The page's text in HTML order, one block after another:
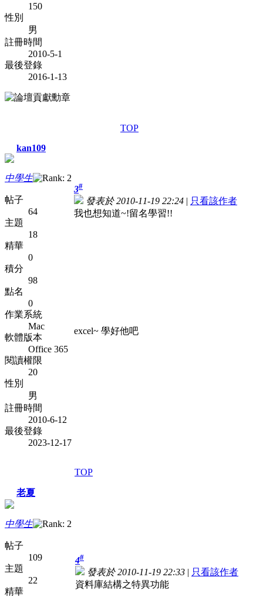
150
性別
男
註冊時間
2010-5-1
最後登錄
2016-1-13
TOP
kan109
中學生
帖子
64
主題
18
精華
0
積分
98
點名
0
作業系統
Mac
軟體版本
Office 365
閱讀權限
20
性別
男
註冊時間
2010-6-12
最後登錄
2023-12-17
3#
發表於 2010-11-19 22:24 | 只看該作者
我也想知道~!留名學習!!
excel~ 學好他吧
TOP
老夏
中學生
帖子
109
主題
22
精華
4#
發表於 2010-11-19 22:33 | 只看該作者
資料庫結構之特異功能